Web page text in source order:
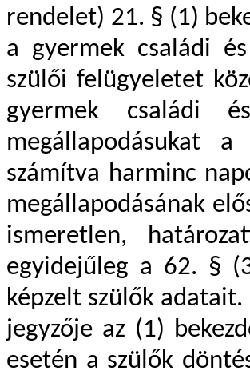
rendelet) 21. § (1)
a gyermek családi
szülői felügyeletet
gyermek családi
megállapodásukat
számítva harminc
megállapodásának
ismeretlen,
egyidejűleg a 62. §
képzelt szülők
jegyzője az (1)
esetén a szülők